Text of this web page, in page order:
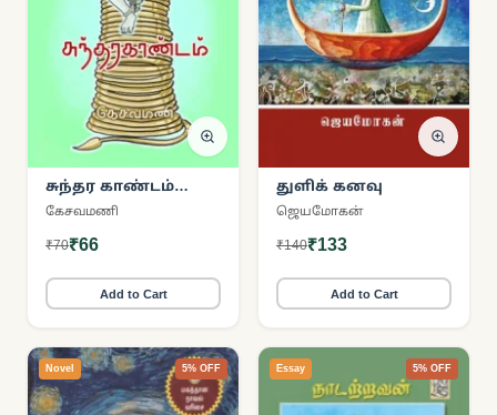
சுந்தர காண்டம்
(நற்றிணை
கேசவமணி
₹70₹66
Add to Cart
துளிக் கனவு
ஜெயமோகன்
₹140₹133
Add to Cart
Novel 5% OFF Essay 5% OFF